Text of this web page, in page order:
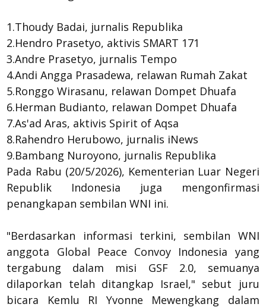
1.Thoudy Badai, jurnalis Republika
2.Hendro Prasetyo, aktivis SMART 171
3.Andre Prasetyo, jurnalis Tempo
4.Andi Angga Prasadewa, relawan Rumah Zakat
5.Ronggo Wirasanu, relawan Dompet Dhuafa
6.Herman Budianto, relawan Dompet Dhuafa
7.As'ad Aras, aktivis Spirit of Aqsa
8.Rahendro Herubowo, jurnalis iNews
9.Bambang Nuroyono, jurnalis Republika
Pada Rabu (20/5/2026), Kementerian Luar Negeri
Republik Indonesia juga mengonfirmasi
penangkapan sembilan WNI ini.
"Berdasarkan informasi terkini, sembilan WNI
anggota Global Peace Convoy Indonesia yang
tergabung dalam misi GSF 2.0, semuanya
dilaporkan telah ditangkap Israel," sebut juru
bicara Kemlu RI Yvonne Mewengkang dalam